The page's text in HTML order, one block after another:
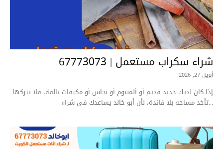
شراء سكراب مستعمل | 67773073
أبريل 27, 2026
إذا كان لديك حديد قديم أو ألمنيوم أو نحاس أو مكيفات تالفة، فلا تتركها
تأخذ مساحة بلا فائدة، لأن أبو خالد يساعدك في شراء...